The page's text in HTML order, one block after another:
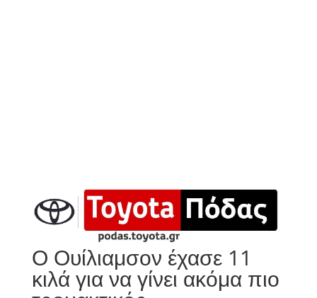
Ο Ουίλιαμσον έχασε 11
κιλά για να γίνει ακόμα πιο